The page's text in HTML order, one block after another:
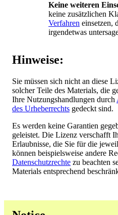
Keine weiteren
keine zusätzlichen
Verfahren einsetzen,
irgendetwas
Hinweise:
Sie müssen sich nicht an diese
solcher Teile des Materials, die
Ihre Nutzungshandlungen durch
des Urheberrechts gedeckt sind.
Es werden keine Garantien
geleistet. Die Lizenz verschafft
Erlaubnisse, die Sie für die
können beispielsweise andere
Datenschutzrechte zu beachten
Materials entsprechend